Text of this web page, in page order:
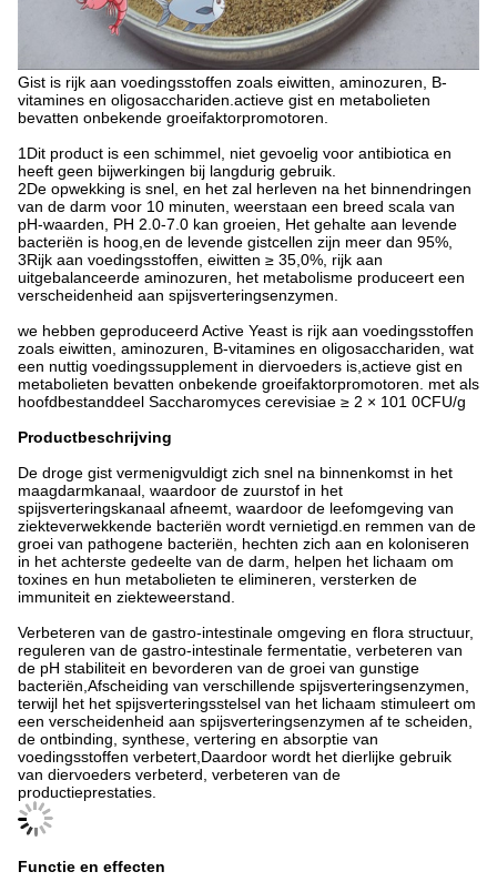
Gist is rijk aan voedingsstoffen zoals eiwitten, aminozuren, B-
vitamines en oligosacchariden.actieve gist en metabolieten
bevatten onbekende groeifaktorpromotoren.
1Dit product is een schimmel, niet gevoelig voor antibiotica en
heeft geen bijwerkingen bij langdurig gebruik.
2De opwekking is snel, en het zal herleven na het binnendringen
van de darm voor 10 minuten, weerstaan een breed scala van
pH-waarden, PH 2.0-7.0 kan groeien, Het gehalte aan levende
bacteriën is hoog,en de levende gistcellen zijn meer dan 95%,
3Rijk aan voedingsstoffen, eiwitten ≥ 35,0%, rijk aan
uitgebalanceerde aminozuren, het metabolisme produceert een
verscheidenheid aan spijsverteringsenzymen.
we hebben geproduceerd Active Yeast is rijk aan voedingsstoffen
zoals eiwitten, aminozuren, B-vitamines en oligosacchariden, wat
een nuttig voedingssupplement in diervoeders is,actieve gist en
metabolieten bevatten onbekende groeifaktorpromotoren. met als
hoofdbestanddeel Saccharomyces cerevisiae ≥ 2 × 101 0CFU/g
Productbeschrijving
De droge gist vermenigvuldigt zich snel na binnenkomst in het
maagdarmkanaal, waardoor de zuurstof in het
spijsverteringskanaal afneemt, waardoor de leefomgeving van
ziekteverwekkende bacteriën wordt vernietigd.en remmen van de
groei van pathogene bacteriën, hechten zich aan en koloniseren
in het achterste gedeelte van de darm, helpen het lichaam om
toxines en hun metabolieten te elimineren, versterken de
immuniteit en ziekteweerstand.
Verbeteren van de gastro-intestinale omgeving en flora structuur,
reguleren van de gastro-intestinale fermentatie, verbeteren van
de pH stabiliteit en bevorderen van de groei van gunstige
bacteriën,Afscheiding van verschillende spijsverteringsenzymen,
terwijl het het spijsverteringsstelsel van het lichaam stimuleert om
een verscheidenheid aan spijsverteringsenzymen af te scheiden,
de ontbinding, synthese, vertering en absorptie van
voedingsstoffen verbetert,Daardoor wordt het dierlijke gebruik
van diervoeders verbeterd, verbeteren van de
productieprestaties.
Functie en effecten